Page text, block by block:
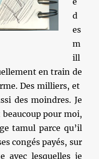
d
es
m
ill
en train de
Des milliers, et
des moindres. Je
pour moi,
tamul parce qu’il
congés payés, sur
avec lesquelles je